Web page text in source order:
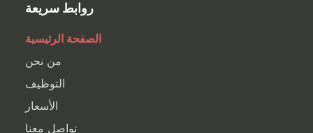
روابط سريعة
الصفحة الرئيسية
من نحن
التوظيف
الأسعار
تواصل معنا